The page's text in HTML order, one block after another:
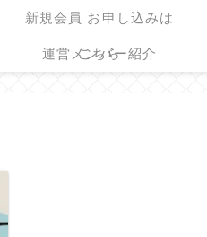
新規会員 お申し込みは
こちら
運営メンバー紹介